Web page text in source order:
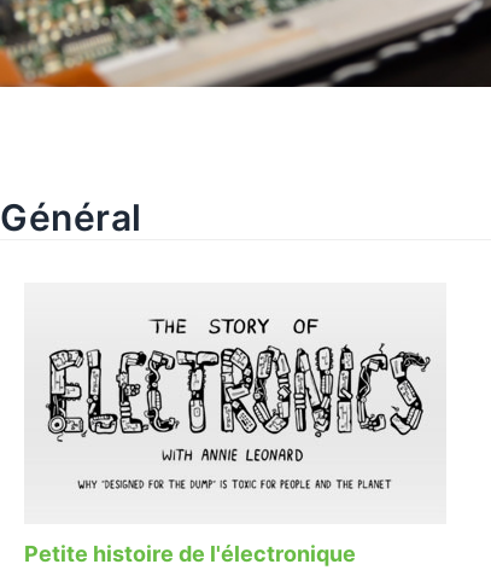
Général
Petite histoire de l'électronique